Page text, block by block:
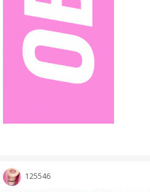
125546